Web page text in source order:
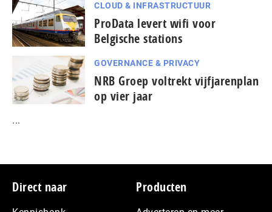
CLOUD & INFRASTRUCTUUR
ProData levert wifi voor
Belgische stations
GOVERNANCE & PRIVACY
NRB Groep voltrekt vijfjarenplan
op vier jaar
...
Footer
Direct naar Producten